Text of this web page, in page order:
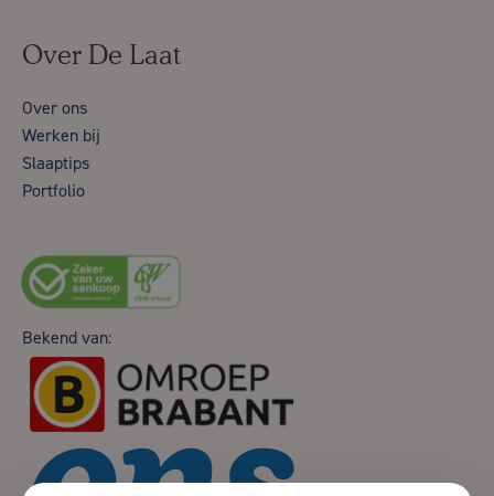
Over De Laat
Over ons
Werken bij
Slaaptips
Portfolio
Bekend van: